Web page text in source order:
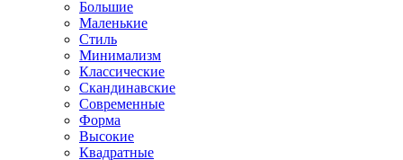
Большие
Маленькие
Стиль
Минимализм
Классические
Скандинавские
Современные
Форма
Высокие
Квадратные